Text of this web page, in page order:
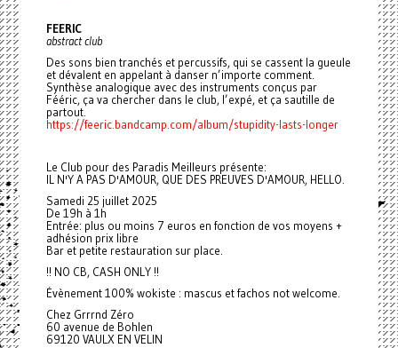
FEERIC
abstract club
Des sons bien tranchés et percussifs, qui se cassent la gueule
et dévalent en appelant à danser n’importe comment.
Synthèse analogique avec des instruments conçus par
Fééric, ça va chercher dans le club, l’expé, et ça sautille de
partout.
https://feeric.bandcamp.com/album/stupidity-lasts-longer
Le Club pour des Paradis Meilleurs présente:
IL N'Y A PAS D'AMOUR, QUE DES PREUVES D'AMOUR, HELLO.
Samedi 25 juillet 2025
De 19h à 1h
Entrée: plus ou moins 7 euros en fonction de vos moyens +
adhésion prix libre
Bar et petite restauration sur place.
!! NO CB, CASH ONLY !!
Évènement 100% wokiste : mascus et fachos not welcome.
Chez Grrrnd Zéro
60 avenue de Bohlen
69120 VAULX EN VELIN